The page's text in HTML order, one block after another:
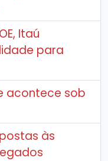
Itaú
para
acontece sob
às